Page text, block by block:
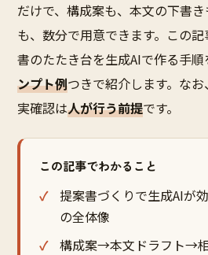
だけで、構成案も、本文の下書
も、数分で用意できます。この
書のたたき台を生成AIで作る手順
ンプト例つきで紹介します。な
実確認は人が行う前提です。
この記事でわかること
提案書づくりで生成AIが
の全体像
構成案→本文ドラフト→